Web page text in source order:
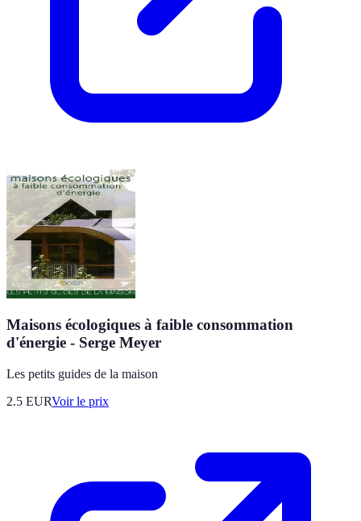
Maisons écologiques à faible consommation
d'énergie - Serge Meyer
Les petits guides de la maison
2.5 EURVoir le prix